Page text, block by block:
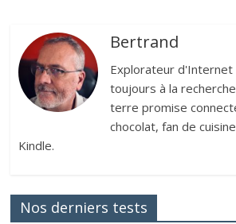
Bertrand
Explorateur
toujours à la
terre promise
chocolat, fan de
Kindle.
Nos derniers tests